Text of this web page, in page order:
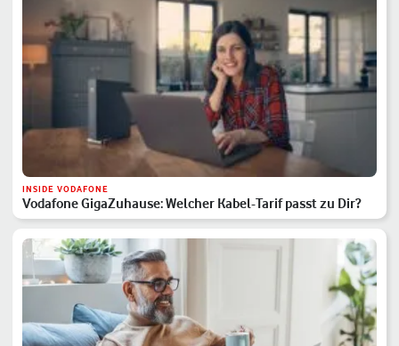
INSIDE VODAFONE
Vodafone GigaZuhause: Welcher Kabel-Tarif passt zu Dir?